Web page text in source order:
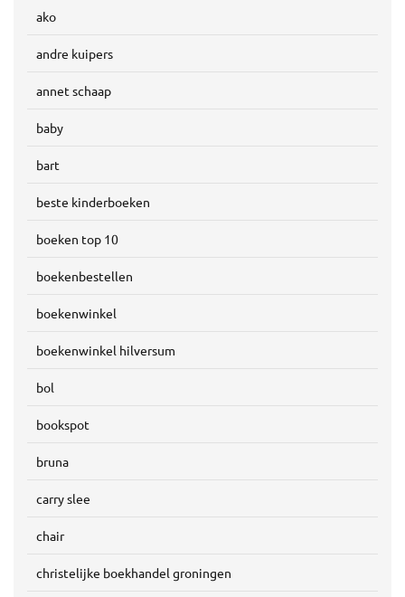
ako
andre kuipers
annet schaap
baby
bart
beste kinderboeken
boeken top 10
boekenbestellen
boekenwinkel
boekenwinkel hilversum
bol
bookspot
bruna
carry slee
chair
christelijke boekhandel groningen